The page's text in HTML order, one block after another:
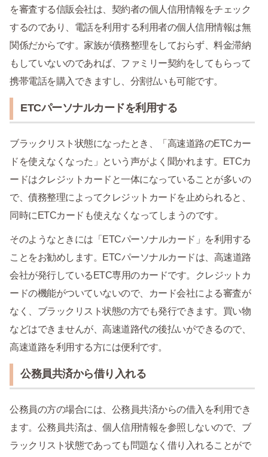
を審査する信販会社は、契約者の個人信用情報をチェック
するのであり、電話を利用する利用者の個人信用情報は無
関係だからです。家族が債務整理をしておらず、料金滞納
もしていないのであれば、ファミリー契約をしてもらって
携帯電話を購入できますし、分割払いも可能です。
ETCパーソナルカードを利用する
ブラックリスト状態になったとき、「高速道路のETCカー
ドを使えなくなった」という声がよく聞かれます。ETCカ
ードはクレジットカードと一体になっていることが多いの
で、債務整理によってクレジットカードを止められると、
同時にETCカードも使えなくなってしまうのです。
そのようなときには「ETCパーソナルカード」を利用する
ことをお勧めします。ETCパーソナルカードは、高速道路
会社が発行しているETC専用のカードです。クレジットカ
ードの機能がついていないので、カード会社による審査が
なく、ブラックリスト状態の方でも発行できます。買い物
などはできませんが、高速道路代の後払いができるので、
高速道路を利用する方には便利です。
公務員共済から借り入れる
公務員の方の場合には、公務員共済からの借入を利用でき
ます。公務員共済は、個人信用情報を参照しないので、ブ
ラックリスト状態であっても問題なく借り入れることがで